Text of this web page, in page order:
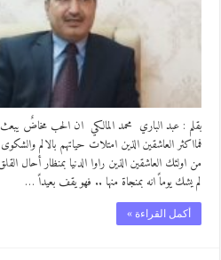
بقلم : عبد الباري محمد المالكي ان الحب مخاضٌ يبعث
فمااكثر العاشقين الذين امتلات حياتهم بالالم
من اولئك العاشقين الذين راوا الدنيا بمنظار أحال
لم يشك يوماً انه بمنجاة منها .. فهو يقف بعيداً …
أكمل القراءة »